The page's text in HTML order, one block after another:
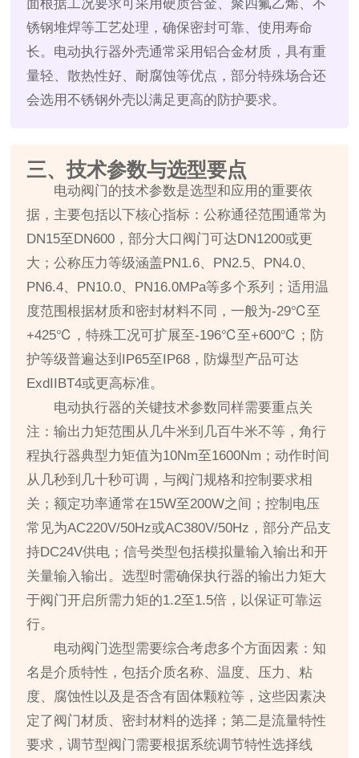
面根据工况要求可采用硬质合金、聚四氟乙烯、不
锈钢堆焊等工艺处理，确保密封可靠、使用寿命
长。电动执行器外壳通常采用铝合金材质，具有重
量轻、散热性好、耐腐蚀等优点，部分特殊场合还
会选用不锈钢外壳以满足更高的防护要求。
三、技术参数与选型要点
电动阀门的技术参数是选型和应用的重要依
据，主要包括以下核心指标：公称通径范围通常为
DN15至DN600，部分大口阀门可达DN1200或更
大；公称压力等级涵盖PN1.6、PN2.5、PN4.0、
PN6.4、PN10.0、PN16.0MPa等多个系列；适用温
度范围根据材质和密封材料不同，一般为-29℃至
+425℃，特殊工况可扩展至-196℃至+600℃；防
护等级普遍达到IP65至IP68，防爆型产品可达
ExdIIBT4或更高标准。
电动执行器的关键技术参数同样需要重点关
注：输出力矩范围从几牛米到几百牛米不等，角行
程执行器典型力矩值为10Nm至1600Nm；动作时间
从几秒到几十秒可调，与阀门规格和控制要求相
关；额定功率通常在15W至200W之间；控制电压
常见为AC220V/50Hz或AC380V/50Hz，部分产品支
持DC24V供电；信号类型包括模拟量输入输出和开
关量输入输出。选型时需确保执行器的输出力矩大
于阀门开启所需力矩的1.2至1.5倍，以保证可靠运
行。
电动阀门选型需要综合考虑多个方面因素：知
名是介质特性，包括介质名称、温度、压力、粘
度、腐蚀性以及是否含有固体颗粒等，这些因素决
定了阀门材质、密封材料的选择；第二是流量特性
要求，调节型阀门需要根据系统调节特性选择线